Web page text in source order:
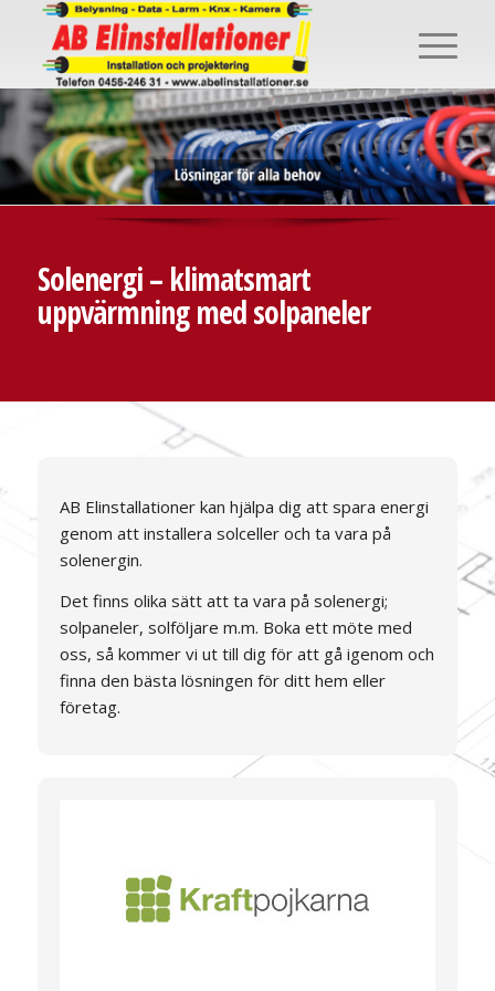
Solenergi – klimatsmart
uppvärmning med solpaneler
AB Elinstallationer kan hjälpa dig att spara energi
genom att installera solceller och ta vara på
solenergin.
Det finns olika sätt att ta vara på solenergi;
solpaneler, solföljare m.m. Boka ett möte med
oss, så kommer vi ut till dig för att gå igenom och
finna den bästa lösningen för ditt hem eller
företag.